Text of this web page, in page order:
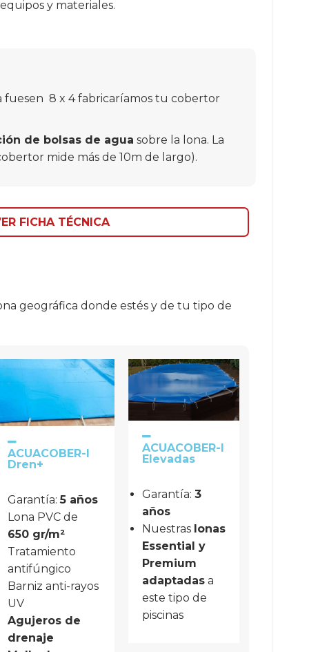
y materiales.
fuesen 8 x 4 fabricaríamos tu cobertor
de bolsas de agua sobre la lona. La
mide más de 10m de largo).
FICHA TÉCNICA
geográfica donde estés y de tu tipo de
ACUACOBER-I
Dren+
Garantía:5 años
650 gr/m²
Tratamiento
antifúngico
Barniz anti-rayos
UV
Agujeros de
drenaje
ACUACOBER-I
Elevadas
Garantía: 3
años
Nuestras lonas
Essential y
Premium
adaptadasa
este tipo de
piscinas